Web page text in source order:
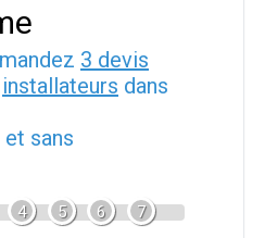
3 devis
installateurs dans
et sans
4 5 6 7